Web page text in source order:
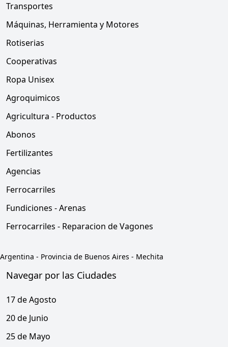
Transportes
Máquinas, Herramienta y Motores
Rotiserias
Cooperativas
Ropa Unisex
Agroquimicos
Agricultura - Productos
Abonos
Fertilizantes
Agencias
Ferrocarriles
Fundiciones - Arenas
Ferrocarriles - Reparacion de Vagones
Argentina - Provincia de Buenos Aires - Mechita
Navegar por las Ciudades
17 de Agosto
20 de Junio
25 de Mayo